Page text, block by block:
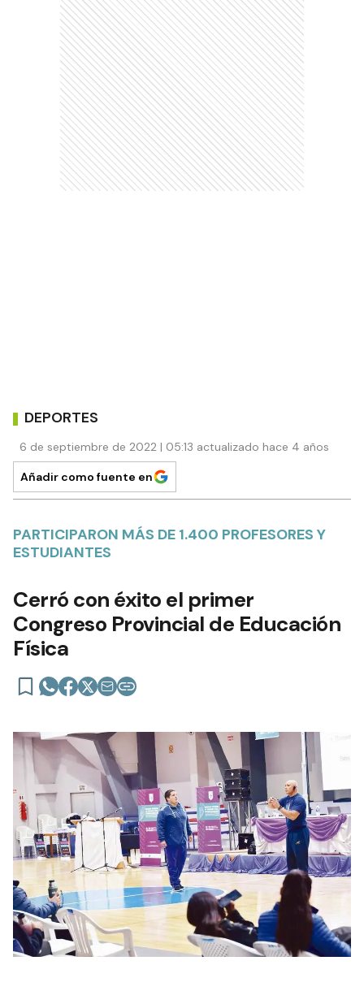
DEPORTES
6 de septiembre de 2022 | 05:13 actualizado hace 4 años
Añadir como fuente en
PARTICIPARON MÁS DE 1.400 PROFESORES Y
ESTUDIANTES
Cerró con éxito el primer
Congreso Provincial de Educación
Física